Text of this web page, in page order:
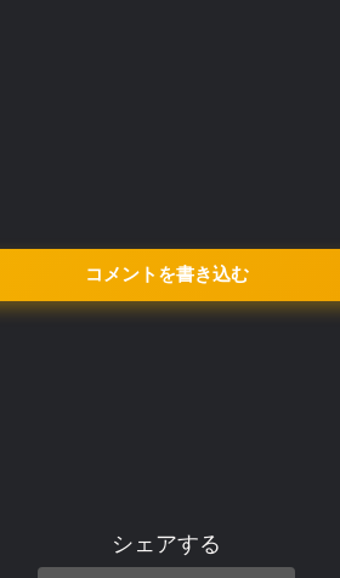
コメントを書き込む
シェアする